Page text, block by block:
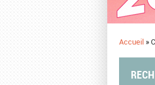
Accueil »